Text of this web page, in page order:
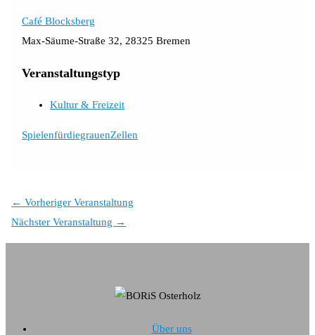
Café Blocksberg
Max-Säume-Straße 32, 28325 Bremen
Veranstaltungstyp
Kultur & Freizeit
SpielenfürdiegrauenZellen
← Vorheriger Veranstaltung
Nächster Veranstaltung →
Über uns